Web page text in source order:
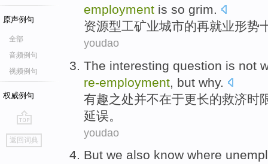
原声例句
全部
音频例句
视频例句
权威例句
go
top
返回词典
employment is so grim.
资源型工矿业城市的再就业形势
youdao
The interesting question is not
re-employment but why.
有趣之处并不在于更长的救济时
延误。
youdao
But we also know where